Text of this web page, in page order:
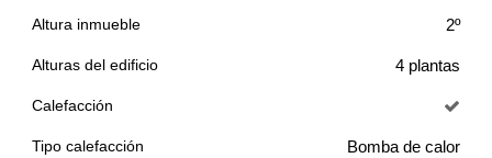
Altura inmueble 2º
Alturas del edificio 4 plantas
Calefacción
Tipo calefacción Bomba de calor